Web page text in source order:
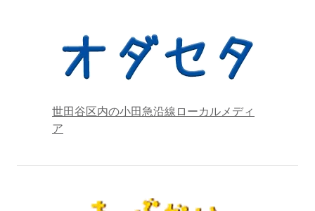
世田谷区内の小田急沿線ローカルメディ
ア